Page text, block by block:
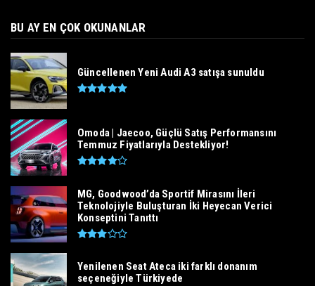
BU AY EN ÇOK OKUNANLAR
Güncellenen Yeni Audi A3 satışa sunuldu
Omoda | Jaecoo, Güçlü Satış Performansını
Temmuz Fiyatlarıyla Destekliyor!
MG, Goodwood’da Sportif Mirasını İleri
Teknolojiyle Buluşturan İki Heyecan Verici
Konseptini Tanıttı
Yenilenen Seat Ateca iki farklı donanım
seçeneğiyle Türkiyede